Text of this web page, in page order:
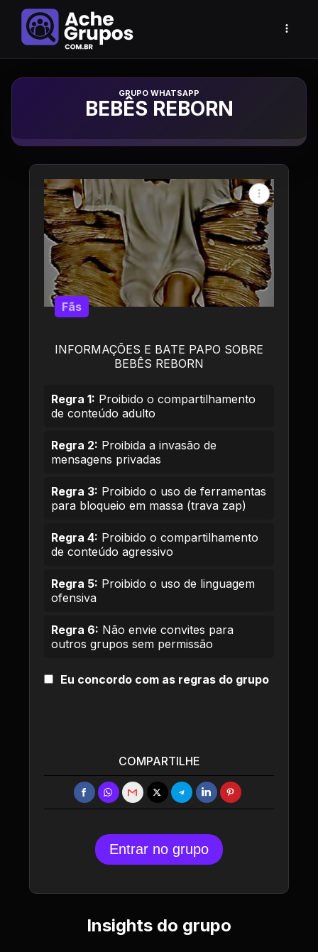
Grupo de Whatsapp
BEBÊS REBORN
INFORMAÇÕES E BATE PAPO SOBRE
BEBÊS REBORN
Fãs
Regra 1: Proibido o compartilhamento
de conteúdo adulto
Regra 2: Proibida a invasão de
mensagens privadas
Regra 3: Proibido o uso de ferramentas
para bloqueio em massa (trava zap)
Regra 4: Proibido o compartilhamento
de conteúdo agressivo
Regra 5: Proibido o uso de linguagem
ofensiva
Regra 6: Não envie convites para
outros grupos sem permissão
Eu concordo com as regras do grupo
COMPARTILHE
Entrar no grupo
Insights do grupo